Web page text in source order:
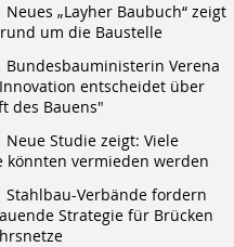
Neues „Layher Baubuch“ zeigt
um die Baustelle
Bundesbauministerin Verena
entscheidet über
des Bauens"
Neue Studie zeigt: Viele
könnten vermieden werden
Stahlbau-Verbände fordern
Strategie für Brücken